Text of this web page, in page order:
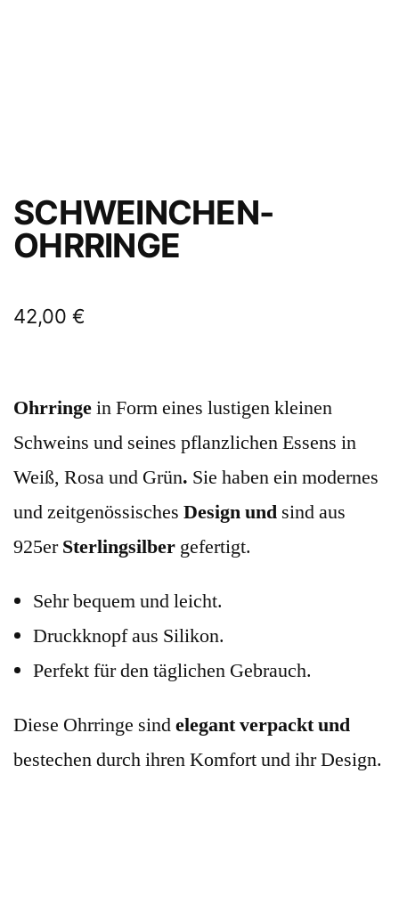
SCHWEINCHEN-
OHRRINGE
42,00 €
Ohrringein Form eines lustigen kleinen
Schweins und seines pflanzlichen Essens in
Weiß, Rosa und Grün. Sie haben ein modernes
und zeitgenössisches Designund sind aus
925erSterlingsilber gefertigt.
Sehr bequem und leicht.
Druckknopf aus Silikon.
Perfekt für den täglichen Gebrauch.
Diese Ohrringe sindelegant verpackt und
bestechen durch ihren Komfort und ihr Design.